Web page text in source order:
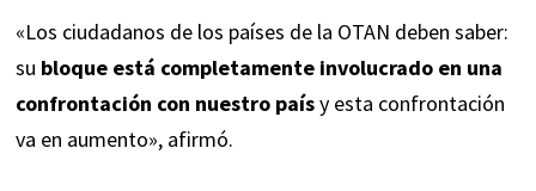
«Los ciudadanos de los países de la OTAN deben saber:
su bloque está completamente involucrado en una
confrontación con nuestro paísy esta confrontación
va en aumento», afirmó.